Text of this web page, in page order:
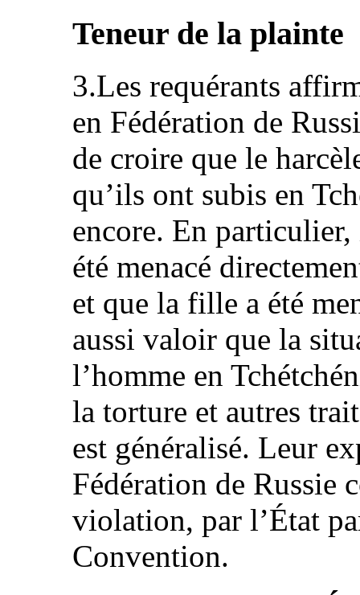
Teneur de la plainte
3.Les requérants
en Fédération de
de croire que le
qu’ils ont subis en
encore. En
été menacé
et que la fille a été
aussi valoir que la
l’homme en
la torture et autres
est généralisé. Leur
Fédération de Russie
violation, par l’État
Convention.